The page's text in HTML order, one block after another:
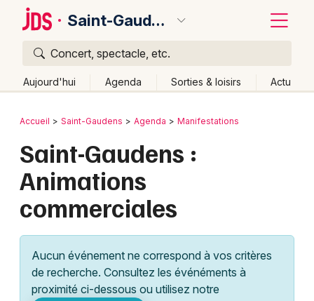
Saint-Gaudens
Concert, spectacle, etc.
Aujourd'hui Agenda Sorties & loisirs Actu
Publier un événement
Grands événements
Manifestations
Bordeaux
Colmar
Lille
Lyon
Marseille
Mulhouse
Retour
Accueil Saint-Gaudens Agenda Manifestations
Saint-Gaudens :
Animations
commerciales
Aucun événement ne correspond à vos critères
de recherche. Consultez les événéments à
proximité ci-dessous ou utilisez notre
Quoi ?
Où ?
Midi-Pyrénées
Partout Près de moi
Quand ?
Aujourd'hui
Demain Ce week-end